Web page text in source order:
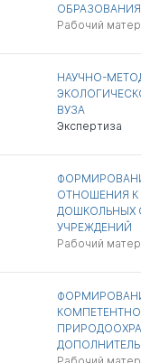
ОБРАЗОВАНИЯ
Рабочий
НАУЧНО-
ВУЗА
Экспертиза
ОТНОШЕНИЯ К
ДОШКОЛЬНЫХ
УЧРЕЖДЕНИЙ
Рабочий